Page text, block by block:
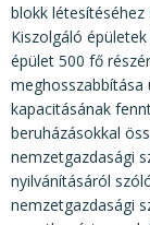
blokk létesítéséhez
Kiszolgáló
épület 500 fő
meghosszabbítása
kapacitásának
beruházásokkal
nemzetgazdasági
nyilvánításáról
nemzetgazdasági